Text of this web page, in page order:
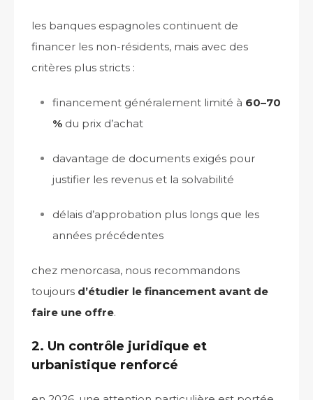
les banques espagnoles continuent de
financer les non-résidents, mais avec des
critères plus stricts :
financement généralement limité à 60–70
% du prix d’achat
davantage de documents exigés pour
justifier les revenus et la solvabilité
délais d’approbation plus longs que les
années précédentes
chez menorcasa, nous recommandons
toujours d’étudier le financement avant de
faire une offre.
2. Un contrôle juridique et
urbanistique renforcé